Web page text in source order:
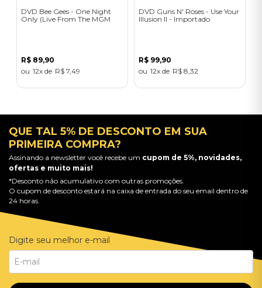
DVD Bee Gees - One Night
Only (Live From The MGM
R$ 89,90
12
R$ 7 49
DVD Guns N' Roses - Use Your
Illusion II - Importado
R$ 99,90
12
R$ 8 32
QUE TAL 5% DE DESCONTO EM SUA
PRIMEIRA COMPRA?
Assinando a newsletter você recebe um cupom de 5%, novidades,
ofertas e muito mais!
*Desconto não acumulativo com outras promoções.
O cupom de desconto estará na caixa de entrada do seu email dentro de
24 horas.
Digite seu melhor e-mail